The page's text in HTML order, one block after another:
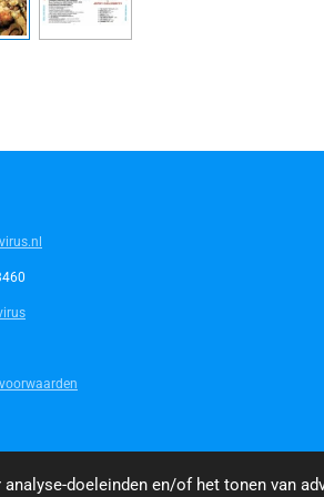
doeleinden en/of het tonen van